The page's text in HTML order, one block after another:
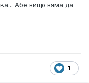
Абе нищо няма да
1